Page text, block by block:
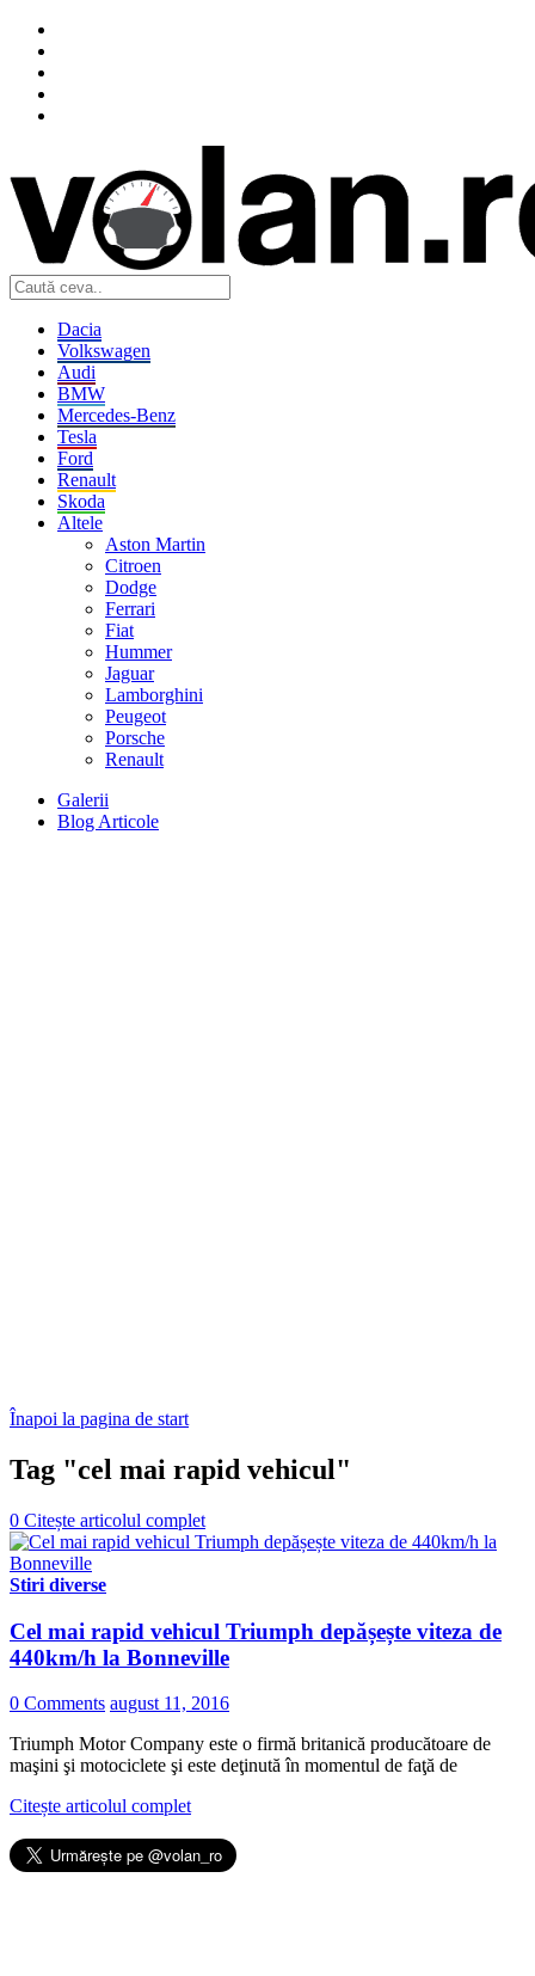
Dacia
Volkswagen
Audi
BMW
Mercedes-Benz
Tesla
Ford
Renault
Skoda
Altele
Aston Martin
Citroen
Dodge
Ferrari
Fiat
Hummer
Jaguar
Lamborghini
Peugeot
Porsche
Renault
Galerii
Blog Articole
Înapoi la pagina de start
Tag "cel mai rapid vehicul"
0 Citește articolul complet
Stiri diverse
Cel mai rapid vehicul Triumph depășește viteza de
440km/h la Bonneville
0 Comments august 11, 2016
Triumph Motor Company este o firmă britanică producătoare de
maşini şi motociclete şi este deţinută în momentul de faţă de
Citește articolul complet